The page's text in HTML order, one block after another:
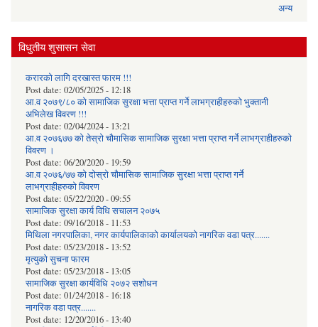
अन्य
विधुतीय शुसासन सेवा
करारको लागि दरखास्त फारम !!!
Post date: 02/05/2025 - 12:18
आ.व २०७९/८० को सामाजिक सुरक्षा भत्ता प्राप्त गर्ने लाभग्राहीहरुको भुक्तानी
अभिलेख विवरण !!!
Post date: 02/04/2024 - 13:21
आ.व २०७६७७ को तेस्रो चौमासिक सामाजिक सुरक्षा भत्ता प्राप्त गर्ने लाभग्राहीहरुको
विवरण ।
Post date: 06/20/2020 - 19:59
आ.व २०७६/७७ को दोस्रो चौमासिक सामाजिक सुरक्षा भत्ता प्राप्त गर्ने
लाभग्राहीहरुको विवरण
Post date: 05/22/2020 - 09:55
सामाजिक सुरक्षा कार्य विधि स‌चालन २०७५
Post date: 09/16/2018 - 11:53
मिथिला नगरपालिका, नगर कार्यपालिकाको कार्यालयकाे नागरिक वडा पत्र.......
Post date: 05/23/2018 - 13:52
मृत्युको सुचना फारम
Post date: 05/23/2018 - 13:05
सामाजिक सुरक्षा कार्यविधि २०७२ स‌शाेधन
Post date: 01/24/2018 - 16:18
नागरिक वडा पत्र.......
Post date: 12/20/2016 - 13:40